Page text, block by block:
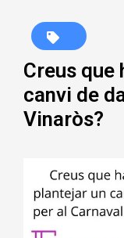
Creus que
canvi de
Vinaròs?